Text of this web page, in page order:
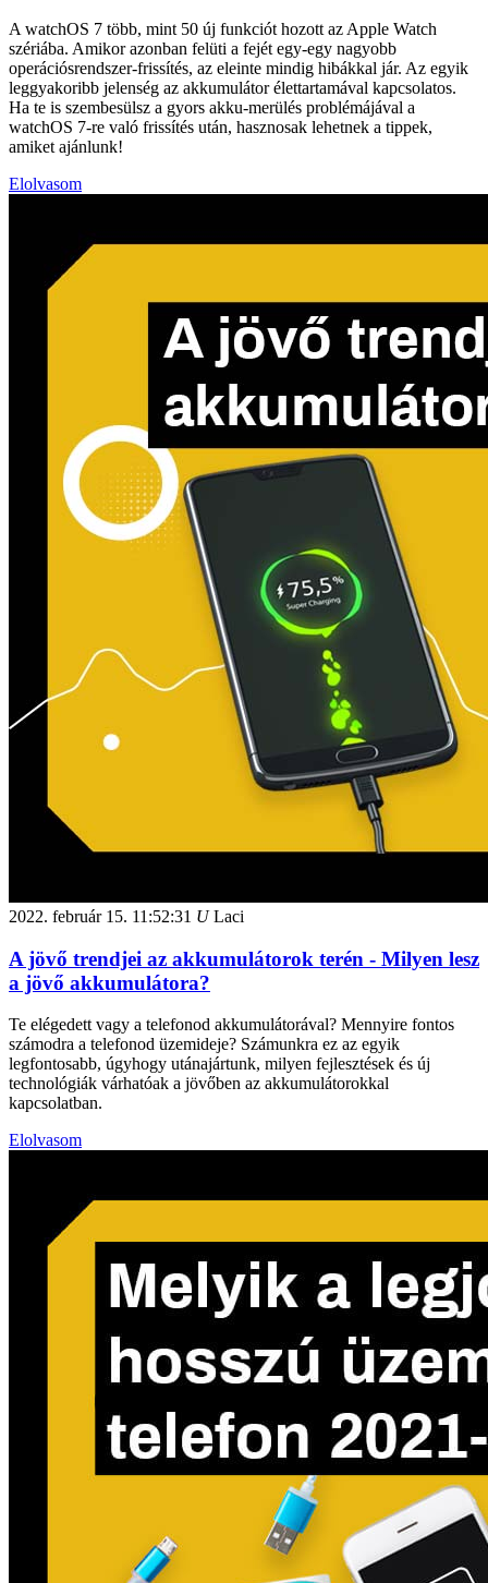
A watchOS 7 több, mint 50 új funkciót hozott az Apple Watch
szériába. Amikor azonban felüti a fejét egy-egy nagyobb
operációsrendszer-frissítés, az eleinte mindig hibákkal jár. Az egyik
leggyakoribb jelenség az akkumulátor élettartamával kapcsolatos.
Ha te is szembesülsz a gyors akku-merülés problémájával a
watchOS 7-re való frissítés után, hasznosak lehetnek a tippek,
amiket ajánlunk!
Elolvasom
2022. február 15. 11:52:31 ULaci
A jövő trendjei az akkumulátorok terén - Milyen lesz
a jövő akkumulátora?
Te elégedett vagy a telefonod akkumulátorával? Mennyire fontos
számodra a telefonod üzemideje? Számunkra ez az egyik
legfontosabb, úgyhogy utánajártunk, milyen fejlesztések és új
technológiák várhatóak a jövőben az akkumulátorokkal
kapcsolatban.
Elolvasom